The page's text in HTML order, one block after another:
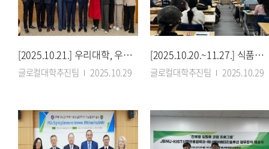
[2025.10.21.] 우리대학, 우즈벡 기묘국제대학과 국제교류 협약 체결
글로컬대학추진팀 2025.10.29
[2025.10.20.~11.27.] 식품영양학과, 식품외식창업 마이크로디그리 과정 준비
글로컬대학추진팀 2025.10.29